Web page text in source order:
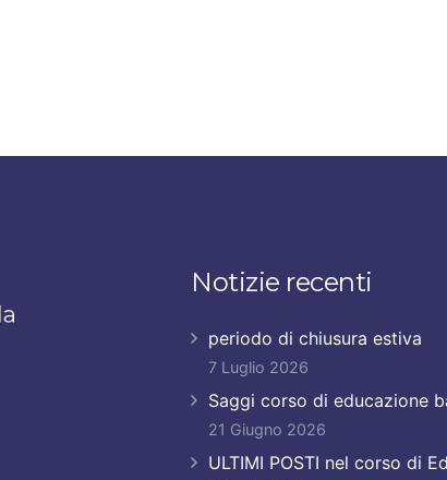
Notizie recenti
periodo di chiusura estiva
7 Luglio 2026
Saggi corso di educazione
21 Giugno 2026
ULTIMI POSTI nel corso di